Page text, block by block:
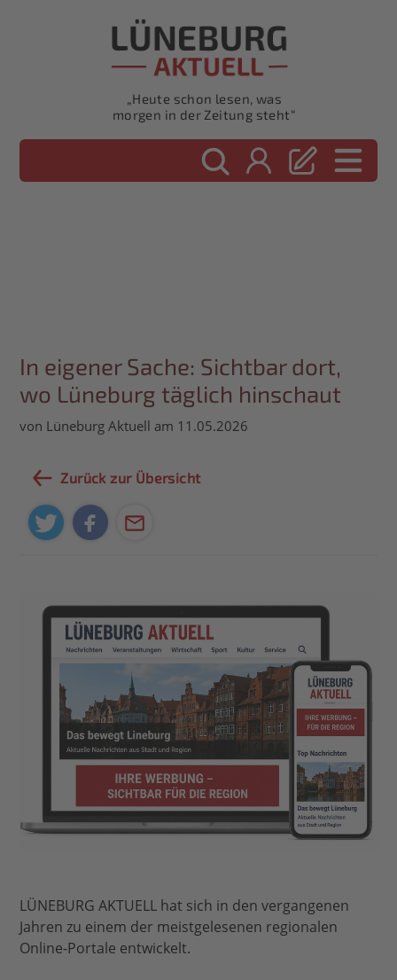
„Heute schon lesen, was
morgen in der Zeitung steht“
In eigener Sache: Sichtbar dort,
wo Lüneburg täglich hinschaut
von Lüneburg Aktuell am 11.05.2026
Zurück zur Übersicht
LÜNEBURG AKTUELL hat sich in den vergangenen
Jahren zu einem der meistgelesenen regionalen
Online-Portale entwickelt.